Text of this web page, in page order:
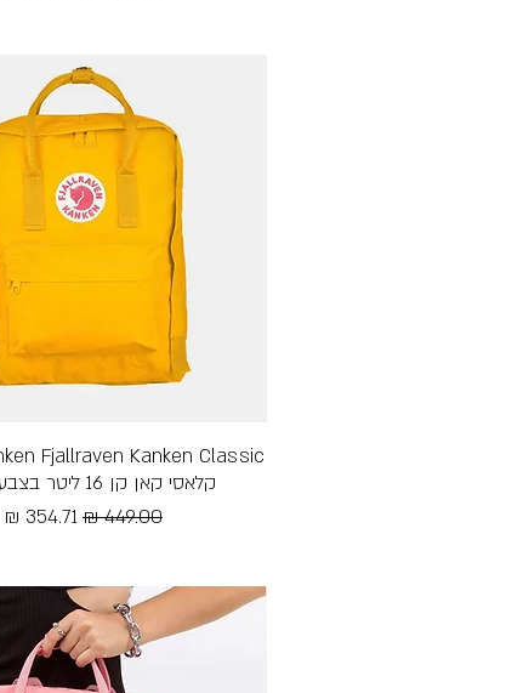
תצוגה מהירה
קלאסי קאן קן 16 ליטר בצבע צהוב
מחיר רגיל‏449.00 ‏₪ מחיר מבצע‏354.71 ‏₪